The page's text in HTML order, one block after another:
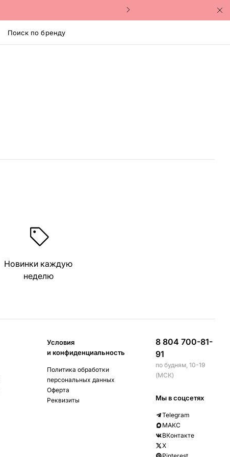
Поиск по бренду
Новинки каждую
неделю
Условия
и конфиденциальность
Политика обработки
персональных данных
Оферта
Реквизиты
8 804 700-81-
91
по будням, 10-19
(МСК)
Мы в соцсетях
Telegram
МАКС
ВКонтакте
X